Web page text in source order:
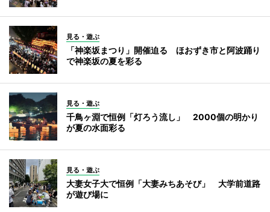
見る・遊ぶ
「神楽坂まつり」開催迫る ほおずき市と阿波踊り
で神楽坂の夏を彩る
見る・遊ぶ
千鳥ヶ淵で恒例「灯ろう流し」 2000個の明かり
が夏の水面彩る
見る・遊ぶ
大妻女子大で恒例「大妻みちあそび」 大学前道路
が遊び場に